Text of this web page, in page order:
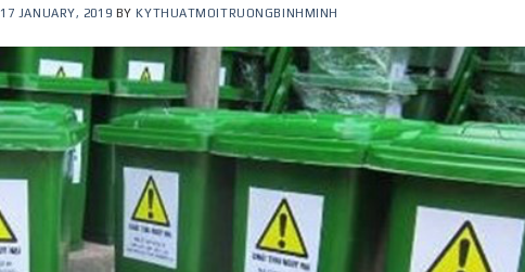
17 JANUARY, 2019 BY KYTHUATMOITRUONGBINHMINH